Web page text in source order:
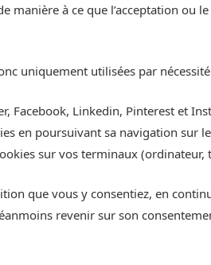
à ce que l’acceptation ou
uniquement utilisées par
Facebook, Linkedin, Pinterest et
en poursuivant sa navigation sur
sur vos terminaux
que vous y consentiez, en
revenir sur son